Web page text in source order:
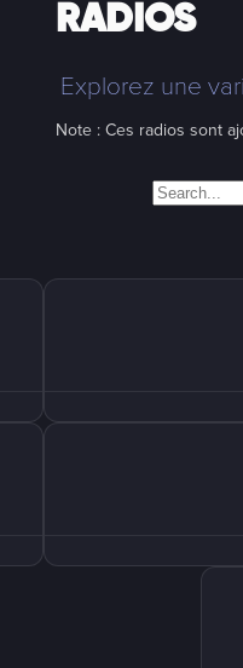
RADIOS
Explorez une
Note : Ces radios sont